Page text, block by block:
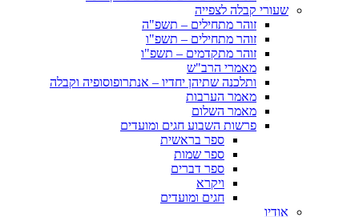
שעורי קבלה לצפייה
זוהר מתחילים – תשפ"ה
זוהר מתחילים – תשפ"ו
זוהר מתקדמים – תשפ"ו
מאמרי הרב"ש
ותלכנה שתיהן יחדיו – אנתרופוסופיה וקבלה
מאמר הערבות
מאמר השלום
פרשות השבוע חגים ומועדים
ספר בראשית
ספר שמות
ספר דברים
ויקרא
חגים ומועדים
אודיו